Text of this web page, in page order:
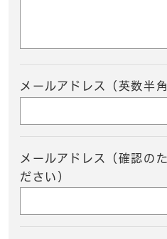
メールアドレス（英数半角
メールアドレス（確認の
ださい）